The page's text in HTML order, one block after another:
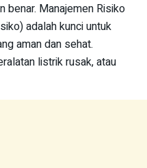
benar. Manajemen Risiko
adalah kunci untuk
aman dan sehat.
listrik rusak, atau